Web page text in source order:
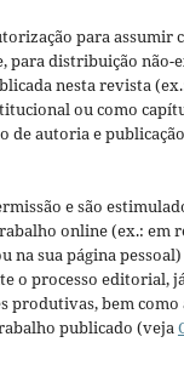
para assumir
para distribuição não-
nesta revista
ou como
de autoria e
e são
online (ex.: em
na sua página
o processo editorial,
produtivas, bem
publicado (veja